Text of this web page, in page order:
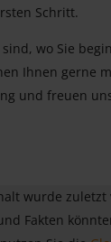
Schritt.
wo Sie
Ihnen gerne
und freuen
wurde zuletzt
Fakten